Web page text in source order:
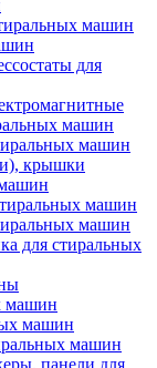
машин
для
машин
машин
крышки
машин
машин
для стиральных
машин
машин
машин
панели для